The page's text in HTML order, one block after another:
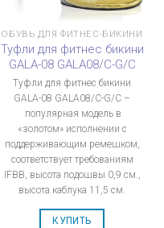
ОБУВЬ ДЛЯ ФИТНЕС-БИКИНИ
Туфли для фитнес бикини
GALA-08 GALA08/C-G/C
Туфли для фитнес бикини
GALA-08 GALA08/C-G/C –
популярная модель в
«золотом» исполнении с
поддерживающим ремешком,
соответствует требованиям
IFBB, высота подошвы 0,9 см.,
высота каблука 11,5 см.
КУПИТЬ